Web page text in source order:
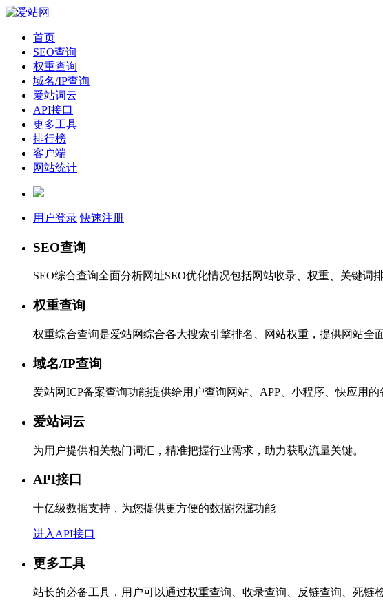
首页
SEO查询
权重查询
域名/IP查询
爱站词云
API接口
更多工具
排行榜
客户端
网站统计
用户登录 快速注册
SEO查询
SEO综合查询全面分析网址SEO优化情况包括网站收录、权重、关键词
权重查询
权重综合查询是爱站网综合各大搜索引擎排名、网站权重，提供网站全
域名/IP查询
爱站网ICP备案查询功能提供给用户查询网站、APP、小程序、快应用
爱站词云
为用户提供相关热门词汇，精准把握行业需求，助力获取流量关键。
API接口
十亿级数据支持，为您提供更方便的数据挖掘功能
进入API接口
更多工具
站长的必备工具，用户可以通过权重查询、收录查询、反链查询、死链